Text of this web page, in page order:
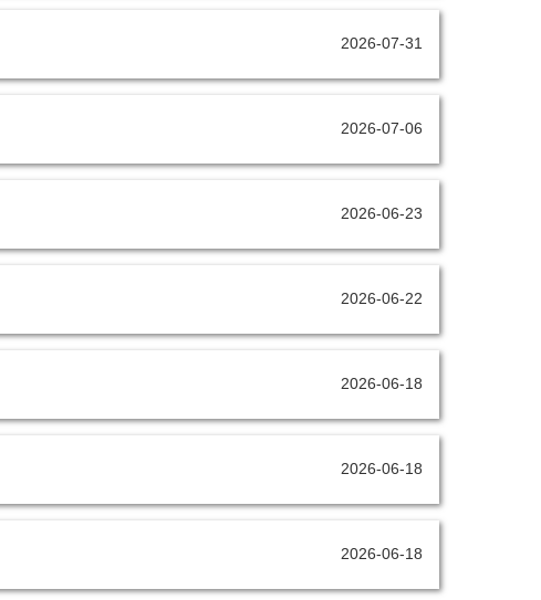
2026-07-31
2026-07-06
2026-06-23
2026-06-22
2026-06-18
2026-06-18
2026-06-18